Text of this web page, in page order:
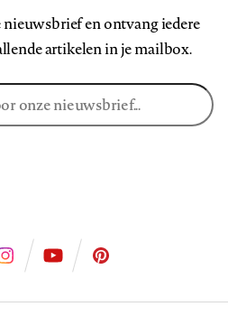
en ontvang iedere
artikelen in je mailbox.
ons
ons